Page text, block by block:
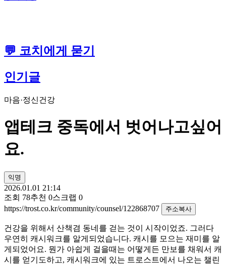
💬 코치에게 묻기
인기글
마음·정신건강
앱테크 중독에서 벗어나고싶어
요.
익명
2026.01.01 21:14
조회 78추천 0스크랩 0
https://trost.co.kr/community/counsel/122868707
주소복사
건강을 위해서 산책겸 동네를 걷는 것이 시작이었죠. 그러다
우연히 캐시워크를 알게되었습니다. 캐시를 모으는 재미를 알
게되었어요. 뭔가 아쉽게 걸을때는 어떻게든 만보를 채워서 캐
시를 얻기도하고, 캐시워크에 있는 트로스트에서 나오는 챌린